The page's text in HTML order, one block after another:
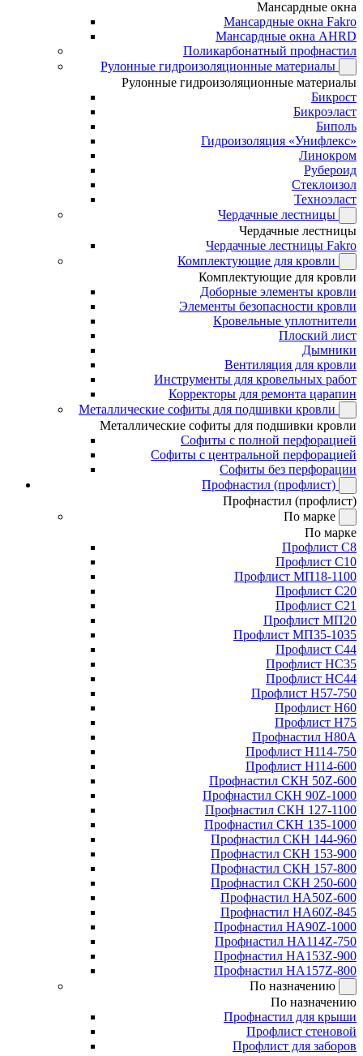
Мансардные окна
Мансардные окна Fakro
Мансардные окна AHRD
Поликарбонатный профнастил
Рулонные гидроизоляционные материалы
Рулонные гидроизоляционные материалы
Бикрост
Бикроэласт
Биполь
Гидроизоляция «Унифлекс»
Линокром
Рубероид
Стеклоизол
Техноэласт
Чердачные лестницы
Чердачные лестницы
Чердачные лестницы Fakro
Комплектующие для кровли
Комплектующие для кровли
Доборные элементы кровли
Элементы безопасности кровли
Кровельные уплотнители
Плоский лист
Дымники
Вентиляция для кровли
Инструменты для кровельных работ
Корректоры для ремонта царапин
Металлические софиты для подшивки кровли
Металлические софиты для подшивки кровли
Софиты с полной перфорацией
Софиты с центральной перфорацией
Софиты без перфорации
Профнастил (профлист)
Профнастил (профлист)
По марке
По марке
Профлист С8
Профлист С10
Профлист МП18-1100
Профлист С20
Профлист С21
Профлист МП20
Профлист МП35-1035
Профлист С44
Профлист НС35
Профлист НС44
Профлист Н57-750
Профлист Н60
Профлист Н75
Профнастил Н80А
Профлист Н114-750
Профлист Н114-600
Профнастил СКН 50Z-600
Профнастил СКН 90Z-1000
Профнастил СКН 127-1100
Профнастил СКН 135-1000
Профнастил СКН 144-960
Профнастил СКН 153-900
Профнастил СКН 157-800
Профнастил СКН 250-600
Профнастил НА50Z-600
Профнастил НА60Z-845
Профнастил НА90Z-1000
Профнастил НА114Z-750
Профнастил НА153Z-900
Профнастил НА157Z-800
По назначению
По назначению
Профнастил для крыши
Профлист стеновой
Профлист для заборов